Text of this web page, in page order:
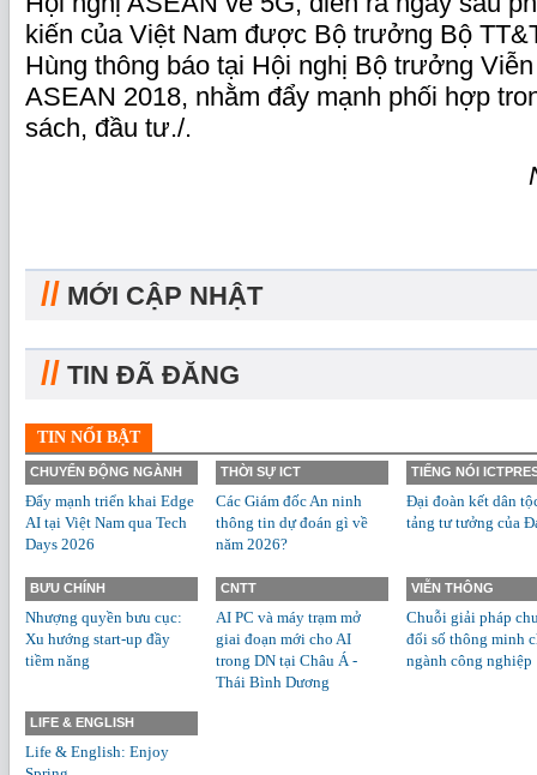
kiến của Việt Nam được Bộ trưởng Bộ
Hùng thông báo tại Hội nghị Bộ trưởng
ASEAN 2018, nhằm đẩy mạnh phối hợp
sách, đầu tư./.
// MỚI CẬP NHẬT
// TIN ĐÃ ĐĂNG
TIN NỔI BẬT
CHUYỂN ĐỘNG NGÀNH
Đẩy mạnh triển khai Edge
AI tại Việt Nam qua Tech
Days 2026
THỜI SỰ ICT
Các Giám đốc An ninh
thông tin dự đoán gì về
năm 2026?
TIẾNG NÓI
Đại đoàn kết dân
tảng tư tưởng của
BƯU CHÍNH
Nhượng quyền bưu cục:
Xu hướng start-up đầy
tiềm năng
CNTT
AI PC và máy trạm mở
giai đoạn mới cho AI
trong DN tại Châu Á -
Thái Bình Dương
VIỄN THÔNG
Chuỗi giải pháp
đổi số thông minh
ngành công nghiệp
LIFE & ENGLISH
Life & English: Enjoy